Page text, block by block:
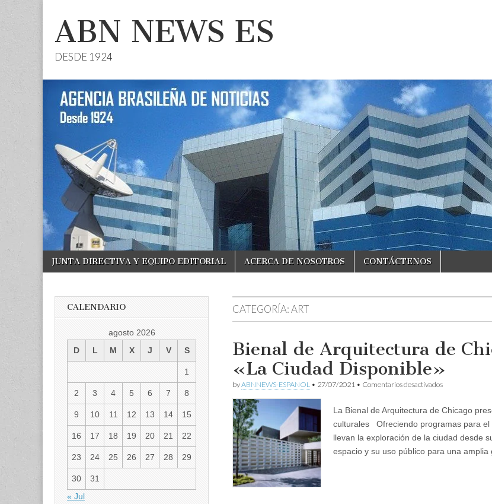
ABN NEWS ES
DESDE 1924
Main
menu
Skip
JUNTA DIRECTIVA Y EQUIPO EDITORIAL ACERCA DE NOSOTROS CONTÁCTENOS
CATEGORÍA:ART
Bienal de Arquitectura de
«La Ciudad Disponible»
byABNNEWS-ESPANOL • 27/07/2021 • Comentarios desactivadosen
Arquitectura
de
Chicago,
«La
Ciudad
La Bienal de Arquitectura de Chicago
culturales Ofreciendo programas para el
llevan la exploración de la ciudad desde
espacio y su uso público para una amplia
CALENDARIO
agosto 2026
D
L M X J V S
1
2 3 4 5 6 7 8
9 10 11 12 13 14 15
16 17 18 19 20 21 22
23 24 25 26 27 28 29
30
31
« Jul